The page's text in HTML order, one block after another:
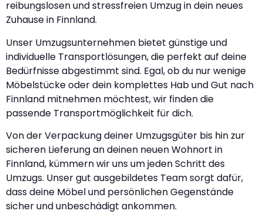
reibungslosen und stressfreien Umzug in dein neues
Zuhause in Finnland.
Unser Umzugsunternehmen bietet günstige und
individuelle Transportlösungen, die perfekt auf deine
Bedürfnisse abgestimmt sind. Egal, ob du nur wenige
Möbelstücke oder dein komplettes Hab und Gut nach
Finnland mitnehmen möchtest, wir finden die
passende Transportmöglichkeit für dich.
Von der Verpackung deiner Umzugsgüter bis hin zur
sicheren Lieferung an deinen neuen Wohnort in
Finnland, kümmern wir uns um jeden Schritt des
Umzugs. Unser gut ausgebildetes Team sorgt dafür,
dass deine Möbel und persönlichen Gegenstände
sicher und unbeschädigt ankommen.